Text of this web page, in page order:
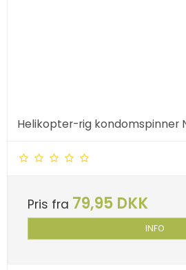
Helikopter-rig kondomspinner
Pris fra 79,95 DKK
INFO